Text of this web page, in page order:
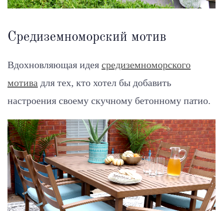
Средиземноморский мотив
Вдохновляющая идея средиземноморского
мотива для тех, кто хотел бы добавить
настроения своему скучному бетонному патио.